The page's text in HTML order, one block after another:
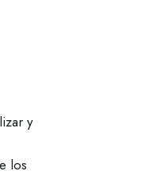
y
los